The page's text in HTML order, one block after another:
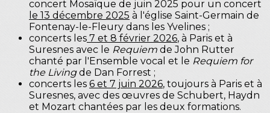
concert Mosaïque de juin 2025 pour un concert
le 13 décembre 2025 à l'église Saint-Germain de
Fontenay-le-Fleury dans les Yvelines ;
concerts les 7 et 8 février 2026, à Paris et à
Suresnes avec le Requiem de John Rutter
chanté par l'Ensemble vocal et le Requiem for
the Livingde Dan Forrest ;
concerts les 6 et 7 juin 2026, toujours à Paris et à
Suresnes, avec des œuvres de Schubert, Haydn
et Mozart chantées par les deux formations.